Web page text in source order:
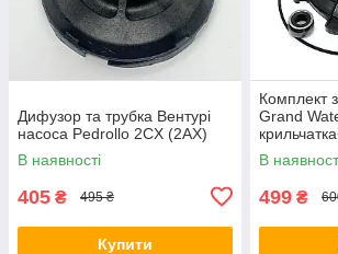
Дифузор та трубка Вентурі
насоса Pedrollo 2CX (2AX)
В наявності
405 ₴ 495 ₴
Купити
Комплект
Grand
В
499 ₴